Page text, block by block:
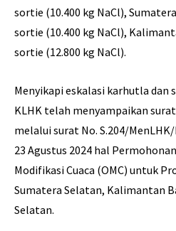
sortie (10.400 kg NaCl),
sortie (10.400 kg NaCl),
sortie (12.800 kg NaCl).
Menyikapi eskalasi karhutla dan
KLHK telah menyampaikan
melalui surat No. S.204/
23 Agustus 2024 hal
Modifikasi Cuaca (OMC) untuk
Sumatera Selatan, Kalimantan
Selatan.